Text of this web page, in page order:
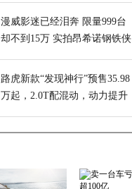
漫威影迷已经泪奔 限量999台
却不到15万 实拍昂希诺钢铁侠
路虎新款“发现神行”预售35.98
万起，2.0T配混动，动力提升